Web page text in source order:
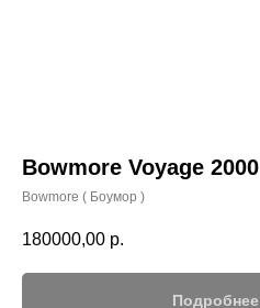
Bowmore Voyage 2000
Bowmore ( Боумор )
180000,00 р.
Подробнее